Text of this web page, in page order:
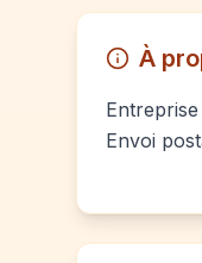
À
Envoi